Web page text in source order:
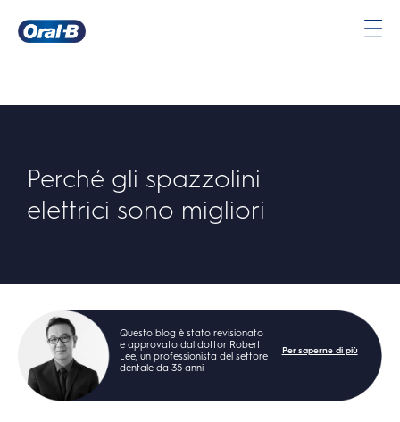
Perché gli spazzolini
elettrici sono migliori
Questo blog è stato revisionato
e approvato dal dottor Robert
Lee, un professionista del settore
dentale da 35 anni
Per saperne di più